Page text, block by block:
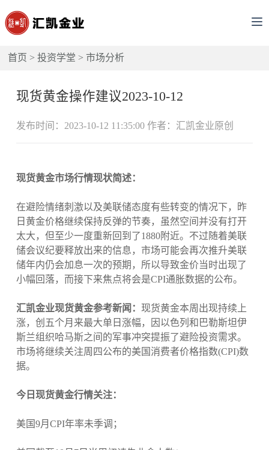
首页 >投资学堂 >市场分析
现货黄金操作建议2023-10-12
发布时间：2023-10-12 11:35:00 作者：汇凯金业原创
现货黄金市场行情现状简述：
在避险情绪刺激以及美联储态度有些转变的情况下，昨
日黄金价格继续保持反弹的节奏，虽然空间并没有打开
太大，但至少一度重新回到了1880附近。不过随着美联
储会议纪要释放出来的信息，市场可能会再次推升美联
储年内仍会加息一次的预期，所以导致金价当时出现了
小幅回落，而接下来焦点将会是CPI通胀数据的公布。
汇凯金业现货黄金参考新闻： 现货黄金本周出现持续上
涨，创五个月来最大单日涨幅，因以色列和巴勒斯坦伊
斯兰组织哈马斯之间的军事冲突提振了避险投资需求。
市场将继续关注周四公布的美国消费者价格指数(CPI)数
据。
今日现货黄金行情关注：
美国9月CPI年率未季调；